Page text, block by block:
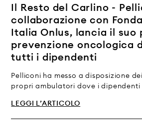
Il Resto del Carlino -
collaborazione con
Italia Onlus, lancia il suo
prevenzione oncologica
tutti i dipendenti
Pelliconi ha messo a disposizione
propri ambulatori dove i dipendenti
LEGGI L’ARTICOLO